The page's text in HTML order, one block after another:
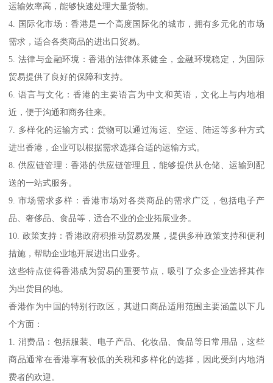
运输效率高，能够快速处理大量货物。
4. 国际化市场：香港是一个高度国际化的城市，拥有多元化的市场
需求，适合各类商品的进出口贸易。
5. 法律与金融环境：香港的法律体系健全，金融环境稳定，为国际
贸易提供了良好的保障和支持。
6. 语言与文化：香港的主要语言为中文和英语，文化上与内地相
近，便于沟通和商务往来。
7. 多样化的运输方式：货物可以通过海运、空运、陆运等多种方式
进出香港，企业可以根据需求选择合适的运输方式。
8. 供应链管理：香港的供应链管理且，能够提供从仓储、运输到配
送的一站式服务。
9. 市场需求多样：香港市场对各类商品的需求广泛，包括电子产
品、奢侈品、食品等，适合不业的企业拓展业务。
10. 政策支持：香港政府积推动贸易发展，提供多种政策支持和便利
措施，帮助企业地开展进出口业务。
这些特点使得香港成为贸易的重要节点，吸引了众多企业选择其作
为出货目的地。
香港作为中国的特别行政区，其进口商品适用范围主要涵盖以下几
个方面：
1. 消费品：包括服装、电子产品、化妆品、食品等日常用品，这些
商品通常在香港享有较低的关税和多样化的选择，因此受到内地消
费者的欢迎。